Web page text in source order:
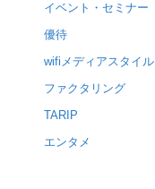
イベント・セミナー
優待
wifiメディアスタイル
ファクタリング
TARIP
エンタメ